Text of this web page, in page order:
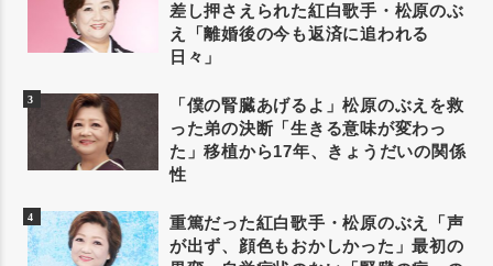
差し押さえられた紅白歌手・松原のぶ
え「離婚後の今も返済に追われる
日々」
「僕の腎臓あげるよ」松原のぶえを救
った弟の決断「生きる意味が変わっ
た」移植から17年、きょうだいの関係
性
重篤だった紅白歌手・松原のぶえ「声
が出ず、顔色もおかしかった」最初の